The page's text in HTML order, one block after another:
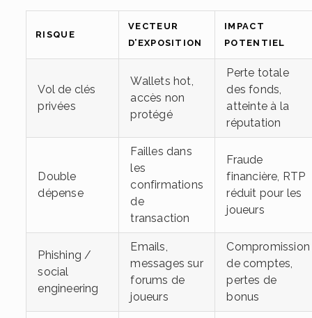
RISQUE
VECTEUR
D’EXPOSITION
IMPACT
POTENTIEL
Vol de clés
privées
Wallets hot,
accès non
protégé
Perte totale
des fonds,
atteinte à la
réputation
Double
dépense
Failles dans
les
confirmations
de
transaction
Fraude
financière, RTP
réduit pour les
joueurs
Phishing /
social
engineering
Emails,
messages sur
forums de
joueurs
Compromission
de comptes,
pertes de
bonus